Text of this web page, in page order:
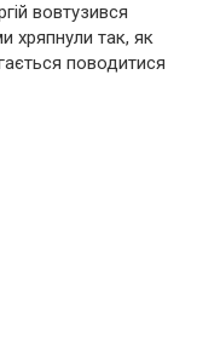
вовтузився
хряпнули так, як
поводитися